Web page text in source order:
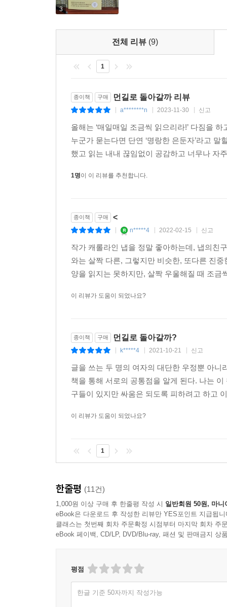
이별들을 견뎠고, 견딜 수 있을 거라고 믿지 않
그것이 나의 남은 나날을 규정하리라 지레짐작
“이야기라는 세계의 영원한 현재 안에 우정의 시간
엄청난 상실은 결코 극복되는 일이 아님을 이
생명체로 만든다. 고통 자체에서 해답이 나온다
이야기를 요구하고 이야기를 탄생시킨다. 고대
찍힌 발걸음의 흔적을 찾기 위해, 우리는 이야기를
--- p.268~269
이제 게일은 캐럴라인이 남긴 보트를 타고 강
움직임은 느려졌을지언정, 눈을 감고 캐럴라인의
말한다. “아마 내가 꽤 대견하겠지.” 만일 시간
않았을까. 삶에서 깊이 사랑할 상대를 만나는 것
가장 치열한 싸움은 고독하게 치러야 하지만, 두
하나가 묻겠지. 지금 뭐해? 그러면 모든 게 다시 시
--- p.185
좋은 우정이란 얼마나 위대하고 아름다운가. 그
『먼길로 돌아갈까?』는 ‘우정’이라는 지극히
게일과 헤어지는 시간을 늦추려 했던 캐럴라인처
시간이 천천히 흐르도록. 지금이 조금 더 길어지도
3
전체 리뷰 (9)
1
종이책 구매 먼길로 돌아갈까 리뷰
a********n 2023-11-30 신고
올해는 ‘매일매일 조금씩 읽으리라!’ 다짐을
누군가 묻는다면 단연 ‘명랑한 은둔자’라고
했고 읽는 내내 끊임없이 공감하고 너무나 자
1명이 이 리뷰를 추천합니다.
종이책 구매 <
n*****4 2022-02-15 신고
작가 캐롤라인 냅을 정말 좋아하는데, 냅의친
와는 살짝 다른, 그렇지만 비슷한, 또다른 진
양을 읽지는 못하지만, 살짝 우울해질 때 조
이 리뷰가 도움이 되었나요?
종이책 구매 먼길로 돌아갈까?
k*****4 2021-10-21 신고
글을 쓰는 두 명의 여자의 대단한 우정뿐 아
책을 통해 서로의 공통점을 알게 된다. 나는
구들이 있지만 싸움은 되도록 피하려고 하고
이 리뷰가 도움이 되었나요?
1
한줄평 (11건)
1,000원 이상 구매 후 한줄평 작성 시 일반회원 50원, 마니
eBook은 다운로드 후 작성한 리뷰만 YES포인트 지급됩니
클래스는 첫번째 회차 주문확정 시점부터 마지막 회차 주
eBook 페이백, CD/LP, DVD/Blu-ray, 패션 및 판매금지 상
평점
한글 기준 50자까지 작성가능